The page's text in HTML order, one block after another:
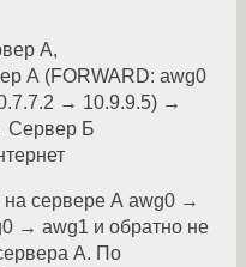
А,
А (FORWARD: awg0
→ 10.9.9.5) →
Сервер Б
сервере А awg0 →
→ awg1 и обратно не
А. По